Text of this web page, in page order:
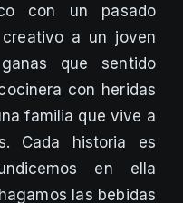
con un pasado
a un joven
que sentido
con heridas
familia que vive a
Cada historia es
en ella
las bebidas